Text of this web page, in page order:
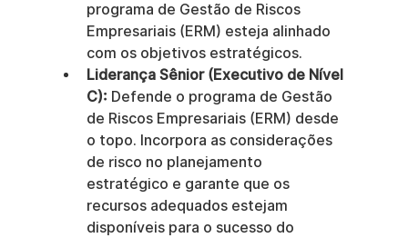
programa de Gestão de Riscos
Empresariais (ERM) esteja alinhado
com os objetivos estratégicos.
Liderança Sênior (Executivo de Nível
C): Defende o programa de Gestão
de Riscos Empresariais (ERM) desde
o topo. Incorpora as considerações
de risco no planejamento
estratégico e garante que os
recursos adequados estejam
disponíveis para o sucesso do